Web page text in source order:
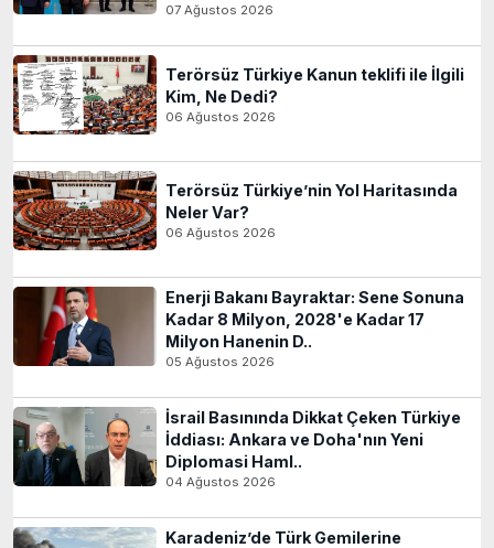
07 Ağustos 2026
Terörsüz Türkiye Kanun teklifi ile İlgili
Kim, Ne Dedi?
06 Ağustos 2026
Terörsüz Türkiye’nin Yol Haritasında
Neler Var?
06 Ağustos 2026
Enerji Bakanı Bayraktar: Sene Sonuna
Kadar 8 Milyon, 2028'e Kadar 17
Milyon Hanenin D..
05 Ağustos 2026
İsrail Basınında Dikkat Çeken Türkiye
İddiası: Ankara ve Doha'nın Yeni
Diplomasi Haml..
04 Ağustos 2026
Karadeniz’de Türk Gemilerine